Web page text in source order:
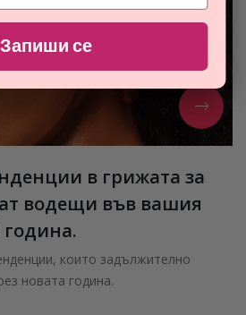
в грижата за
водещи във вашия
които задължително
новата година.
Запиши се